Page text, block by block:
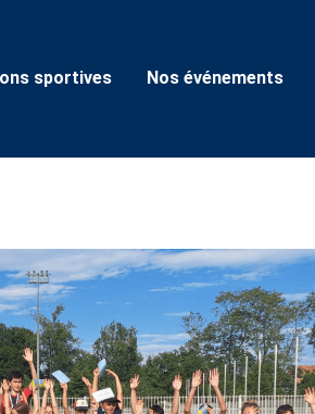
sportives Nos événements